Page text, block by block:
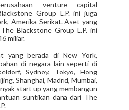
venture capital
Group L.P. ini juga
Amerika Serikat. Aset yang
Blackstone Group L.P. ini
miliar.
yang berada di New York,
di negara lain seperti di
Sydney, Tokyo, Hong
Shanghai, Madrid, Mumbai,
start up yang membangun
suntikan dana dari The